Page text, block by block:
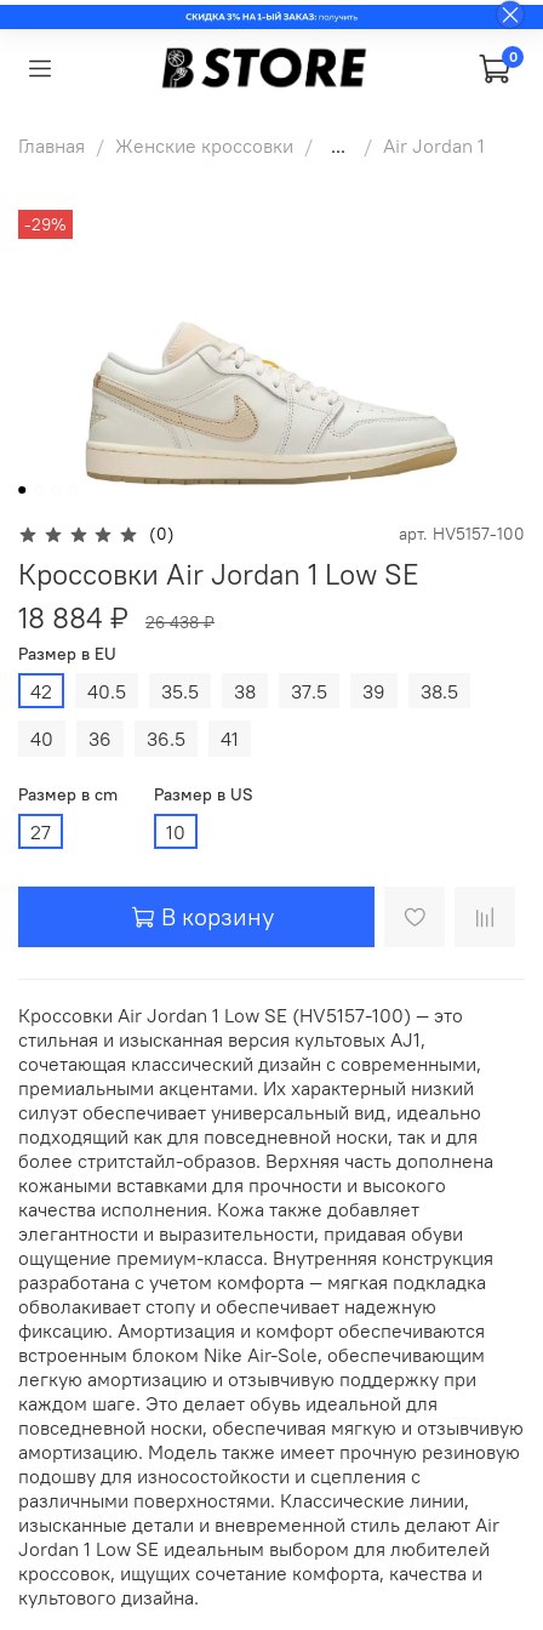
0
Главная Женские кроссовки ... Air Jordan 1
-29%
(0) арт. HV5157-100
Кроссовки Air Jordan 1 Low SE
18 884 ₽
26 438 ₽
Размер в EU
42 40.5 35.5 38 37.5 39
38.5
40
36 36.5 41
Размер в cm
27
Размер в US
10
В корзину
Кроссовки Air Jordan 1 Low SE (HV5157-100) — это
стильная и изысканная версия культовых AJ1,
сочетающая классический дизайн с современными,
премиальными акцентами. Их характерный низкий
силуэт обеспечивает универсальный вид, идеально
подходящий как для повседневной носки, так и для
более стритстайл-образов. Верхняя часть дополнена
кожаными вставками для прочности и высокого
качества исполнения. Кожа также добавляет
элегантности и выразительности, придавая обуви
ощущение премиум-класса. Внутренняя конструкция
разработана с учетом комфорта — мягкая подкладка
обволакивает стопу и обеспечивает надежную
фиксацию. Амортизация и комфорт обеспечиваются
встроенным блоком Nike Air-Sole, обеспечивающим
легкую амортизацию и отзывчивую поддержку при
каждом шаге. Это делает обувь идеальной для
повседневной носки, обеспечивая мягкую и отзывчивую
амортизацию. Модель также имеет прочную резиновую
подошву для износостойкости и сцепления с
различными поверхностями. Классические линии,
изысканные детали и вневременной стиль делают Air
Jordan 1 Low SE идеальным выбором для любителей
кроссовок, ищущих сочетание комфорта, качества и
культового дизайна.